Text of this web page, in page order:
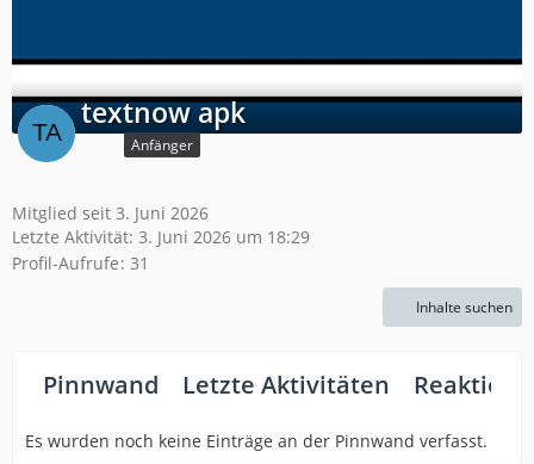
textnow apk
Anfänger
Mitglied seit 3. Juni 2026
Letzte Aktivität: 3. Juni 2026 um 18:29
Profil-Aufrufe 31
Inhalte suchen
Pinnwand Letzte Aktivitäten
Es wurden noch keine Einträge an der Pinnwand verfasst.